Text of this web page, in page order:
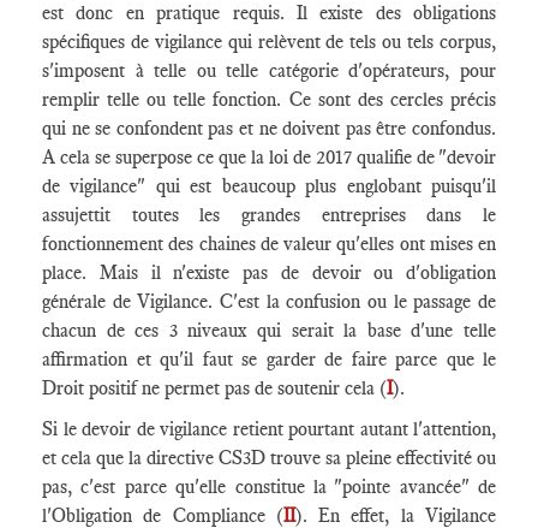
est donc en pratique requis. Il existe des obligations
spécifiques de vigilance qui relèvent de tels ou tels corpus,
s'imposent à telle ou telle catégorie d'opérateurs, pour
remplir telle ou telle fonction. Ce sont des cercles précis
qui ne se confondent pas et ne doivent pas être confondus.
A cela se superpose ce que la loi de 2017 qualifie de "devoir
de vigilance" qui est beaucoup plus englobant puisqu'il
assujettit toutes les grandes entreprises dans le
fonctionnement des chaines de valeur qu'elles ont mises en
place. Mais il n'existe pas de devoir ou d'obligation
générale de Vigilance. C'est la confusion ou le passage de
chacun de ces 3 niveaux qui serait la base d'une telle
affirmation et qu'il faut se garder de faire parce que le
Droit positif ne permet pas de soutenir cela (I).
Si le devoir de vigilance retient pourtant autant l'attention,
et cela que la directive CS3D trouve sa pleine effectivité ou
pas, c'est parce qu'elle constitue la "pointe avancée" de
l'Obligation de Compliance (II). En effet, la Vigilance